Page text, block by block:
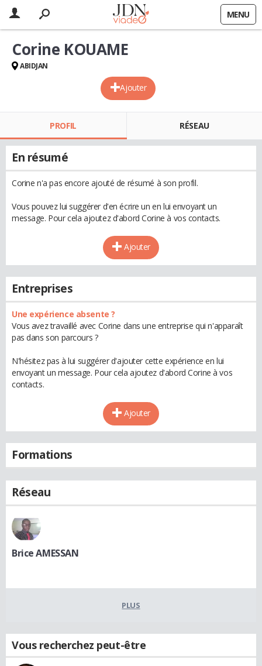
MENU
Ajouter
Corine KOUAME
ABIDJAN
PROFIL RÉSEAU
En résumé
Corine n'a pas encore ajouté de résumé à son profil.
Vous pouvez lui suggérer d'en écrire un en lui envoyant un
message. Pour cela ajoutez d'abord Corine à vos contacts.
Ajouter
Entreprises
Une expérience absente ?
Vous avez travaillé avec Corine dans une entreprise qui n'apparaît
pas dans son parcours ?
N'hésitez pas à lui suggérer d'ajouter cette expérience en lui
envoyant un message. Pour cela ajoutez d'abord Corine à vos
contacts.
Ajouter
Formations
Réseau
Brice AMESSAN
PLUS
Vous recherchez peut-être